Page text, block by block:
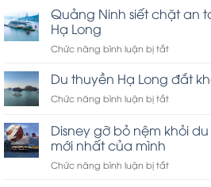
đã
đến
Key
Carnival
Quảng Ninh siết chặt an
Hạ Long
Chức năng bình luận bị tắtở
Ninh
siết
chặt
toàn
vịnh
Du thuyền Hạ Long đắt
Chức năng bình luận bị tắtở
thuyền
Hạ
đắt
Disney gỡ bỏ nệm khỏi
mới nhất của mình
Chức năng bình luận bị tắtở